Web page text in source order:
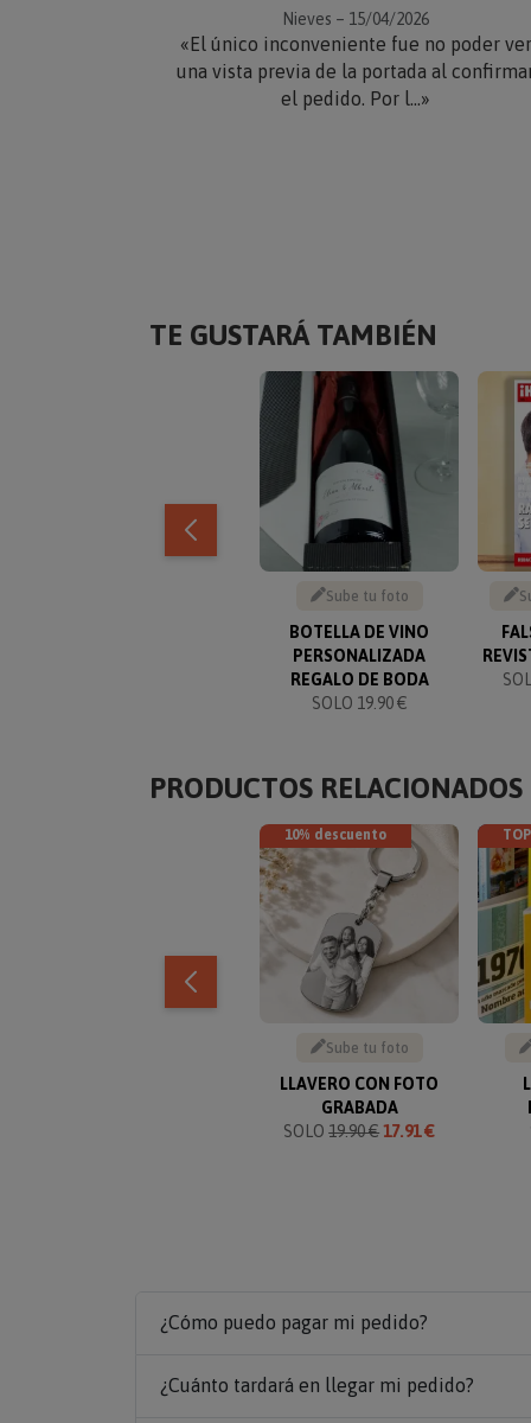
Nieves – 15/04/2026
«El único inconveniente fue no poder ver
una vista previa de la portada al
el pedido. Por l...»
TE GUSTARÁ TAMBIÉN
Sube tu foto
BOTELLA DE VINO
PERSONALIZADA
REGALO DE BODA
SOLO 19.90 €
PRODUCTOS RELACIONADOS
10% descuento
Sube tu foto
LLAVERO CON FOTO
GRABADA
SOLO19.90 €17.91 €
¿Cómo puedo pagar mi pedido?
¿Cuánto tardará en llegar mi pedido?